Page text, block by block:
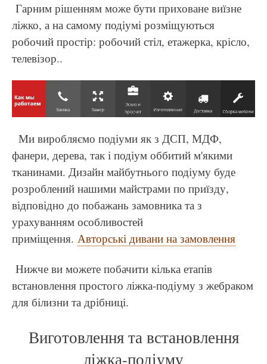
Гарним рішенням може бути приховане виїзне
ліжко, а на самому подіумі розміщуються
робочий простір: робочий стіл, етажерка, крісло,
телевізор..
Ми виробляємо подіуми як з ДСП, МДФ,
фанери, дерева, так і подіум оббитий м'якими
тканинами. Дизайн майбутнього подіуму буде
розроблений нашими майстрами по приїзду,
відповідно до побажань замовника та з
урахуванням особливостей
приміщення. Авторські дивани на замовлення
Нижче ви можете побачити кілька етапів
встановлення простого ліжка-подіуму з жебраком
для білизни та дрібниці.
Виготовлення та встановлення
ліжка-подіуму